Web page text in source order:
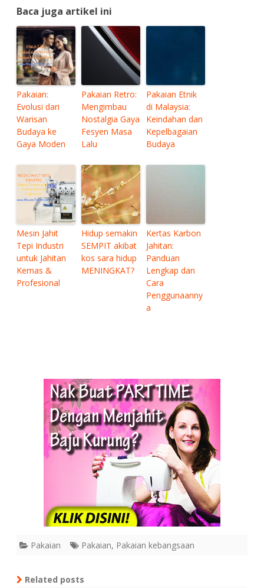
Baca juga artikel ini
Pakaian:
Evolusi dari
Warisan
Budaya ke
Gaya Moden
Pakaian Retro:
Mengimbau
Nostalgia Gaya
Fesyen Masa
Lalu
Pakaian Etnik
di Malaysia:
Keindahan dan
Kepelbagaian
Budaya
Mesin Jahit
Tepi Industri
untuk Jahitan
Kemas &
Profesional
Hidup semakin
SEMPIT akibat
kos sara hidup
MENINGKAT?
Kertas Karbon
Jahitan:
Panduan
Lengkap dan
Cara
Penggunaanny
a
Pakaian Pakaian, Pakaian kebangsaan
Related posts